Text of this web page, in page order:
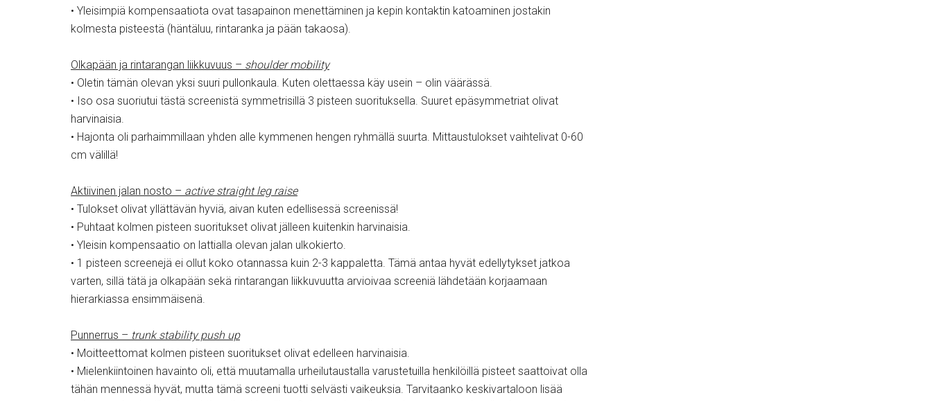
• Yleisimpiä kompensaatiota ovat tasapainon menettäminen ja kepin kontaktin katoaminen jostakin
kolmesta pisteestä (häntäluu, rintaranka ja pään takaosa).
Olkapään ja rintarangan liikkuvuus – shoulder mobility
• Oletin tämän olevan yksi suuri pullonkaula. Kuten olettaessa käy usein – olin väärässä.
• Iso osa suoriutui tästä screenistä symmetrisillä 3 pisteen suorituksella. Suuret epäsymmetriat olivat
harvinaisia.
• Hajonta oli parhaimmillaan yhden alle kymmenen hengen ryhmällä suurta. Mittaustulokset vaihtelivat 0-60
cm välillä!
Aktiivinen jalan nosto – active straight leg raise
• Tulokset olivat yllättävän hyviä, aivan kuten edellisessä screenissä!
• Puhtaat kolmen pisteen suoritukset olivat jälleen kuitenkin harvinaisia.
• Yleisin kompensaatio on lattialla olevan jalan ulkokierto.
• 1 pisteen screenejä ei ollut koko otannassa kuin 2-3 kappaletta. Tämä antaa hyvät edellytykset jatkoa
varten, sillä tätä ja olkapään sekä rintarangan liikkuvuutta arvioivaa screeniä lähdetään korjaamaan
hierarkiassa ensimmäisenä.
Punnerrus – trunk stability push up
• Moitteettomat kolmen pisteen suoritukset olivat edelleen harvinaisia.
• Mielenkiintoinen havainto oli, että muutamalla urheilutaustalla varustetuilla henkilöillä pisteet saattoivat olla
tähän mennessä hyvät, mutta tämä screeni tuotti selvästi vaikeuksia. Tarvitaanko keskivartaloon lisää